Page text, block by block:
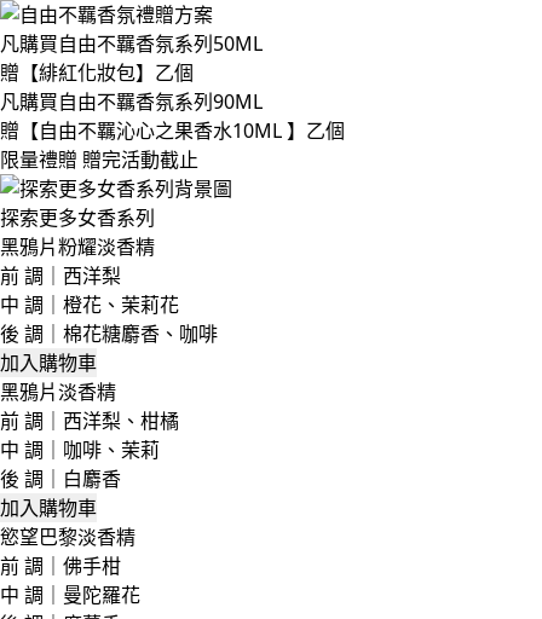
凡購買​自由不羈香氛系列50ML
贈​【緋紅化妝包】乙個
凡購買​自由不羈香氛系列90ML
贈​【自由不羈沁心之果香水10ML 】乙個​
限量禮贈 贈完活動截止
探索更多女香系列
黑鴉片粉耀淡香精
前 調｜西洋梨
中 調｜橙花、茉莉花
後 調｜棉花糖麝香、咖啡
加入購物車
黑鴉片淡香精
前 調｜西洋梨、柑橘
中 調｜咖啡、茉莉
後 調｜白麝香
加入購物車
慾望巴黎淡香精
前 調｜佛手柑
中 調｜曼陀羅花